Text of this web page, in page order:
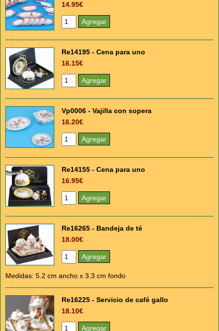
14.95€
Re14195 - Cena para uno
16.15€
Vp0006 - Vajilla con sopera
16.20€
Re14155 - Cena para uno
16.95€
Re16265 - Bandeja de té
18.00€
Medidas: 5.2 cm ancho x 3.3 cm fondo
Re16225 - Servicio de café gallo
18.10€